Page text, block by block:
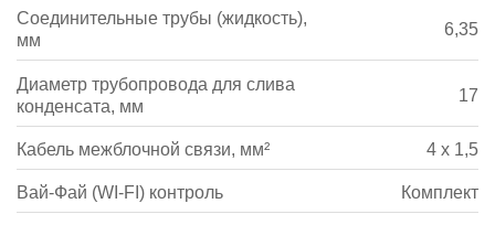
Соединительные трубы (жидкость),
мм
6,35
Диаметр трубопровода для слива
конденсата, мм
17
Кабель межблочной связи, мм² 4 х 1,5
Вай-Фай (WI-FI) контроль Комплект